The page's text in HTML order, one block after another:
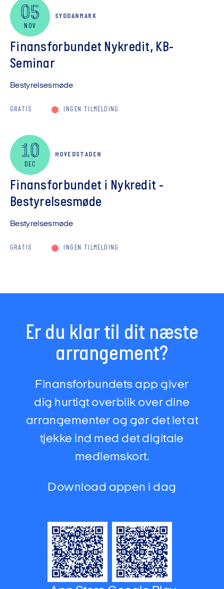
05
NOV
SYDDANMARK
Finansforbundet Nykredit, KB-
Seminar
Bestyrelsesmøde
GRATIS INGEN TILMELDING
10
DEC
HOVEDSTADEN
Finansforbundet i Nykredit -
Bestyrelsesmøde
Bestyrelsesmøde
GRATIS INGEN TILMELDING
Er du klar til dit næste
arrangement?
Finansforbundets app giver
dig hurtigt overblik over dine
arrangementer og gør det let at
tjekke ind med det digitale
medlemskort.
Download appen i dag